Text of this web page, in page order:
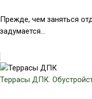
Прежде, чем заняться
задумается...
Террасы ДПК.